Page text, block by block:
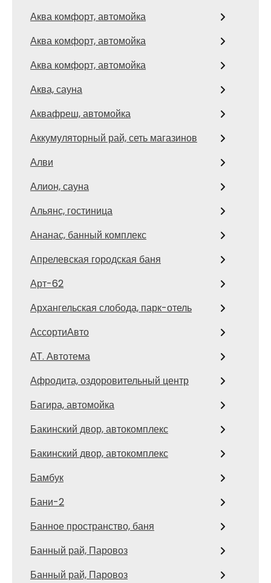
Аква комфорт, автомойка
Аква комфорт, автомойка
Аква комфорт, автомойка
Аква, сауна
Аквафреш, автомойка
Аккумуляторный рай, сеть магазинов
Алви
Алион, сауна
Альянс, гостиница
Ананас, банный комплекс
Апрелевская городская баня
Арт-62
Архангельская слобода, парк-отель
АссортиАвто
АТ. Автотема
Афродита, оздоровительный центр
Багира, автомойка
Бакинский двор, автокомплекс
Бакинский двор, автокомплекс
Бамбук
Бани-2
Банное пространство, баня
Банный рай, Паровоз
Банный рай, Паровоз